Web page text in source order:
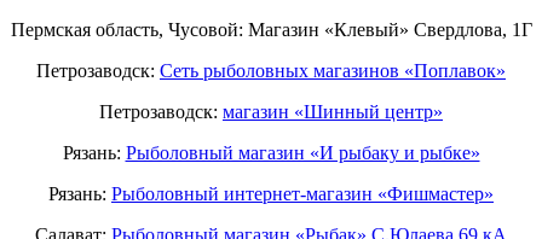
Пермская область, Чусовой: Магазин «Клевый» Свердлова, 1Г
Петрозаводск: Сеть рыболовных магазинов «Поплавок»
Петрозаводск: магазин «Шинный центр»
Рязань: Рыболовный магазин «И рыбаку и рыбке»
Рязань: Рыболовный интернет-магазин «Фишмастер»
Салават: Рыболовный магазин «Рыбак» С.Юлаева 69 кА